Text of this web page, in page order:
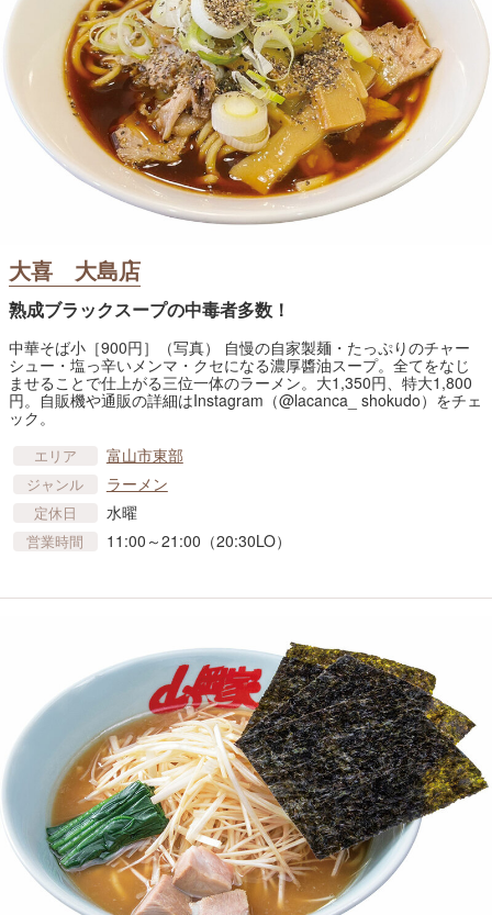
大喜 大島店
熟成ブラックスープの中毒者多数！
中華そば小［900円］（写真） 自慢の自家製麺・たっぷりのチャー
シュー・塩っ辛いメンマ・クセになる濃厚醬油スープ。全てをなじ
ませることで仕上がる三位一体のラーメン。大1,350円、特大1,800
円。自販機や通販の詳細はInstagram（@lacanca_ shokudo）をチェ
ック。
エリア 富山市東部
ジャンル ラーメン
定休日 水曜
営業時間 11:00～21:00（20:30LO）